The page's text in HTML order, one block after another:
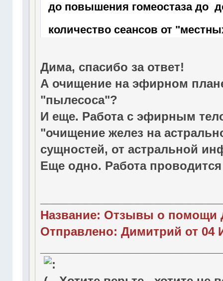
до повышения гомеостаза до
количество сеансов от
Дима, спасибо за ответ!
А очищение на эфирном
"пылесоса"?
И еще. Работа с эфирным
"очищение желез на
сущностей, от астральной
Еще одно. Работа
Название: Отзывы о помощи
Отправлено: Димитрий от 04